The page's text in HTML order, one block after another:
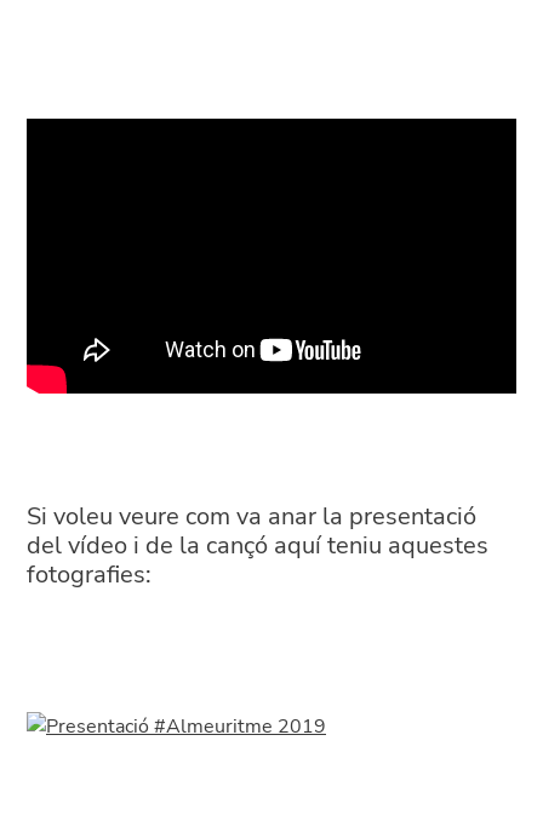
Si voleu veure com va anar la presentació
del vídeo i de la cançó aquí teniu aquestes
fotografies: